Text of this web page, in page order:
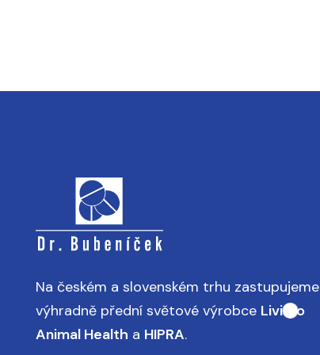
Na českém a slovenském trhu zastupujeme
výhradně přední světové výrobce Livisto
Animal Health a HIPRA.